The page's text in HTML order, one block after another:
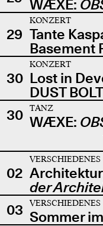
WÆXE:
29
KONZERT
Tante
Basement
30
KONZERT
Lost in
DUST
30
TANZ
WÆXE:
02
VERSCHIEDENES
der
03
VERSCHIEDENES
Sommer